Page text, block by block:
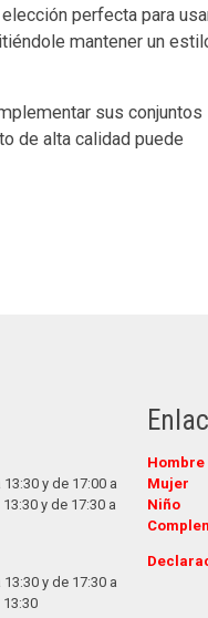
perfecta para
mantener un
sus conjuntos
de alta calidad puede
y de 17:00 a
y de 17:30 a
y de 17:30 a
Hombre
Mujer
Niño